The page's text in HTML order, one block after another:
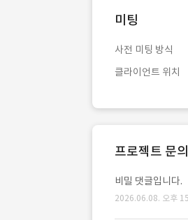
미팅
사전 미팅 방식
클라이언트 위치
프로젝트 문의
비밀 댓글입니다.
2026.06.08. 오후